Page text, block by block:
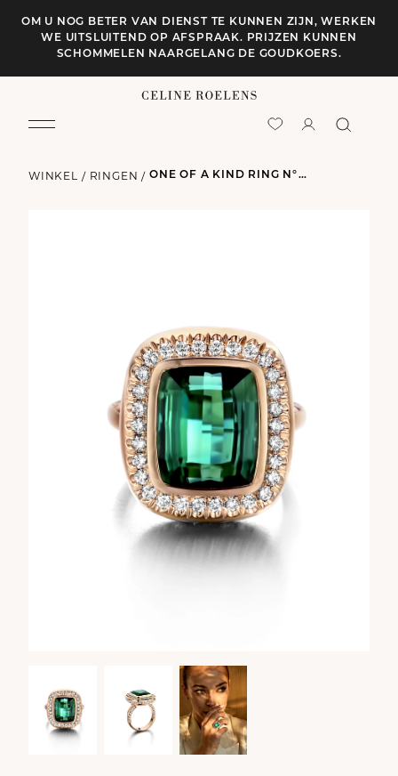
OM U NOG BETER VAN DIENST TE KUNNEN ZIJN, WERKEN
WE UITSLUITEND OP AFSPRAAK. PRIJZEN KUNNEN
SCHOMMELEN NAARGELANG DE GOUDKOERS.
WINKEL / RINGEN / ONE OF A KIND RING N°101